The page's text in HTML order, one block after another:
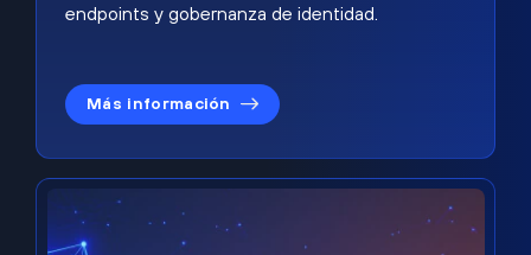
endpoints y gobernanza de identidad.
Más información